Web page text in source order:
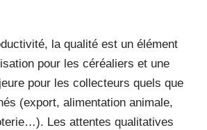
la qualité est un élément
pour les céréaliers et une
pour les collecteurs quels que
(export, alimentation animale,
Les attentes qualitatives